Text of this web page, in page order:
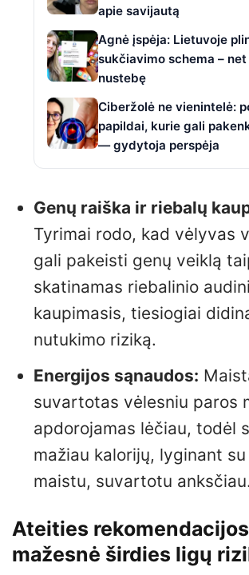
apie savijautą
Agnė įspėja: Lietuvoje
sukčiavimo schema –
nustebę
Ciberžolė ne vienintelė:
papildai, kurie gali
— gydytoja perspėja
Genų raiška ir riebalų
Tyrimai rodo, kad vėlyvas
gali pakeisti genų veiklą
skatinamas riebalinio
kaupimasis, tiesiogiai
nutukimo riziką.
Energijos sąnaudos:
suvartotas vėlesniu paros
apdorojamas lėčiau, todėl
mažiau kalorijų, lyginant
maistu, suvartotu anksčiau.
Ateities
mažesnė širdies ligų